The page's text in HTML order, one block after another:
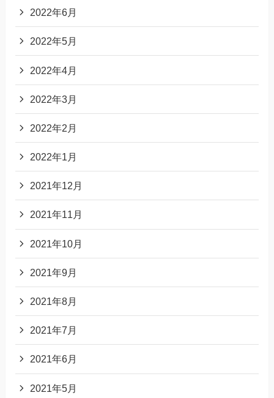
2022年6月
2022年5月
2022年4月
2022年3月
2022年2月
2022年1月
2021年12月
2021年11月
2021年10月
2021年9月
2021年8月
2021年7月
2021年6月
2021年5月